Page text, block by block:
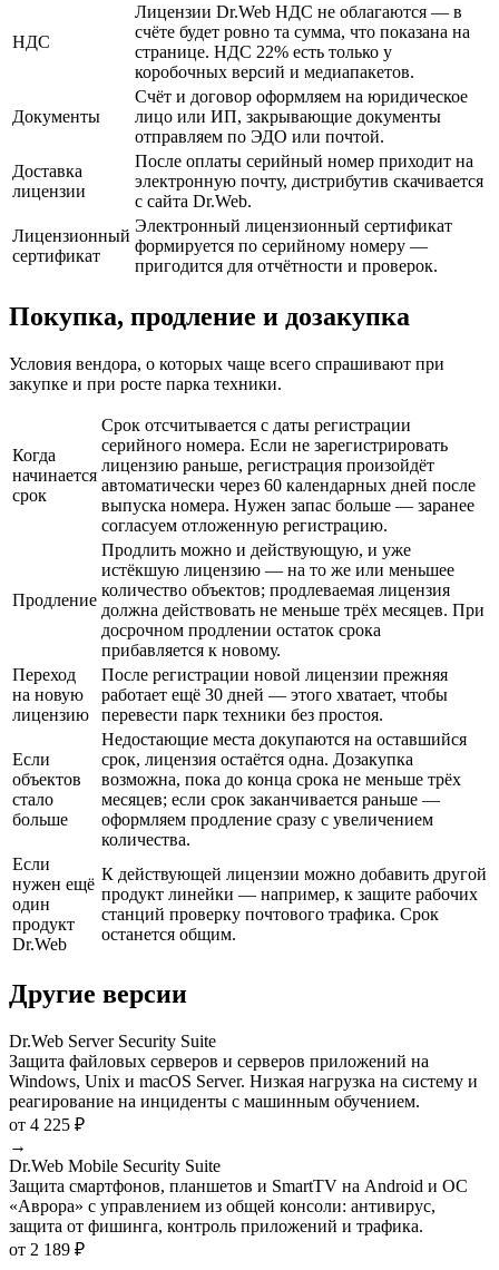
НДС
Лицензии Dr.Web НДС не облагаются — в
счёте будет ровно та сумма, что показана на
странице. НДС 22% есть только у
коробочных версий и медиапакетов.
Документы
Счёт и договор оформляем на юридическое
лицо или ИП, закрывающие документы
отправляем по ЭДО или почтой.
Доставка
лицензии
После оплаты серийный номер приходит на
электронную почту, дистрибутив скачивается
с сайта Dr.Web.
Лицензионный
сертификат
Электронный лицензионный сертификат
формируется по серийному номеру —
пригодится для отчётности и проверок.
Покупка, продление и дозакупка
Условия вендора, о которых чаще всего спрашивают при
закупке и при росте парка техники.
Когда
начинается
срок
Срок отсчитывается с даты регистрации
серийного номера. Если не зарегистрировать
лицензию раньше, регистрация произойдёт
автоматически через 60 календарных дней после
выпуска номера. Нужен запас больше — заранее
согласуем отложенную регистрацию.
Продление
Продлить можно и действующую, и уже
истёкшую лицензию — на то же или меньшее
количество объектов; продлеваемая лицензия
должна действовать не меньше трёх месяцев. При
досрочном продлении остаток срока
прибавляется к новому.
Переход
на новую
лицензию
После регистрации новой лицензии прежняя
работает ещё 30 дней — этого хватает, чтобы
перевести парк техники без простоя.
Если
объектов
стало
больше
Недостающие места докупаются на оставшийся
срок, лицензия остаётся одна. Дозакупка
возможна, пока до конца срока не меньше трёх
месяцев; если срок заканчивается раньше —
оформляем продление сразу с увеличением
количества.
Если
нужен ещё
один
продукт
Dr.Web
К действующей лицензии можно добавить другой
продукт линейки — например, к защите рабочих
станций проверку почтового трафика. Срок
останется общим.
Другие версии
Dr.Web Server Security Suite
Защита файловых серверов и серверов приложений на
Windows, Unix и macOS Server. Низкая нагрузка на систему и
реагирование на инциденты с машинным обучением.
от 4 225 ₽
→
Dr.Web Mobile Security Suite
Защита смартфонов, планшетов и SmartTV на Android и ОС
«Аврора» с управлением из общей консоли: антивирус,
защита от фишинга, контроль приложений и трафика.
от 2 189 ₽